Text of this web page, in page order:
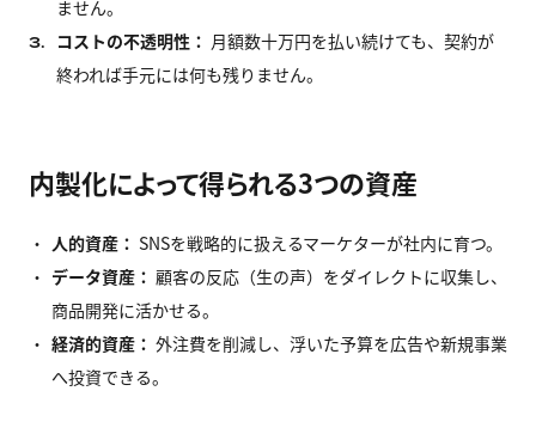
ません。
3. コストの不透明性： 月額数十万円を払い続けても、契約が
終われば手元には何も残りません。
内製化によって得られる3つの資産
人的資産： SNSを戦略的に扱えるマーケターが社内に育つ。
データ資産： 顧客の反応（生の声）をダイレクトに収集し、
商品開発に活かせる。
経済的資産： 外注費を削減し、浮いた予算を広告や新規事業
へ投資できる。